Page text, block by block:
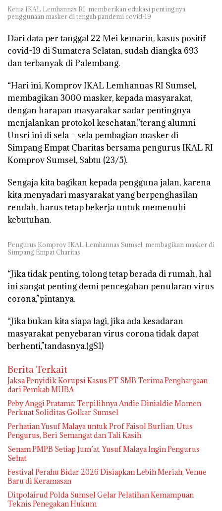
Ketua IKAL Lemhannas RI, memberikan edukasi pentingnya
penggunaan masker di tengah pandemi covid-19
Dari data per tanggal 22 Mei kemarin, kasus positif
covid-19 di Sumatera Selatan, sudah diangka 693
dan terbanyak di Palembang.
“Hari ini, Komprov IKAL Lemhannas RI Sumsel,
membagikan 3000 masker, kepada masyarakat,
dengan harapan masyarakar sadar pentingnya
menjalankan protokol kesehatan,”terang alumni
Unsri ini di sela – sela pembagian masker di
Simpang Empat Charitas bersama pengurus IKAL RI
Komprov Sumsel, Sabtu (23/5).
Sengaja kita bagikan kepada pengguna jalan, karena
kita menyadari masyarakat yang berpenghasilan
rendah, harus tetap bekerja untuk memenuhi
kebutuhan.
Pengurus Komprov IKAL Lemhannas Sumsel, membagikan masker di
Simpang Empat Charitas
“Jika tidak penting, tolong tetap berada di rumah, hal
ini sangat penting demi pencegahan penularan virus
corona,”pintanya.
“Jika bukan kita siapa lagi, jika ada kesadaran
masyarakat penyebaran virus corona tidak dapat
berhenti,”tandasnya.(gS1)
Berita Terkait
Jaksa Penyidik Korupsi Kasus PT SMB Terima Penghargaan
dari Pemkab MUBA
Peby Anggi Pratama: Terpilihnya Andie Dinialdie Momen
Perkuat Soliditas Golkar Sumsel
Perhatian Yusuf Malaya untuk Prof Faisol Burlian, Utus
Pengurus, Beri Semangat dan Tali Kasih
Senam PMPB Setiap Jum’at, Yusuf Malaya Ingin Pengurus
Sehat
Festival Perahu Bidar 2026 Disiapkan Lebih Meriah, Venue
Baru di Keramasan
Ditpolairud Polda Sumsel Gelar Pelatihan Kemampuan
Teknis Penegakan Hukum